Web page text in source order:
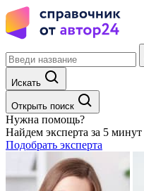
Искать
Открыть поиск
Нужна помощь?
Найдем эксперта за 5 минут
Подобрать эксперта